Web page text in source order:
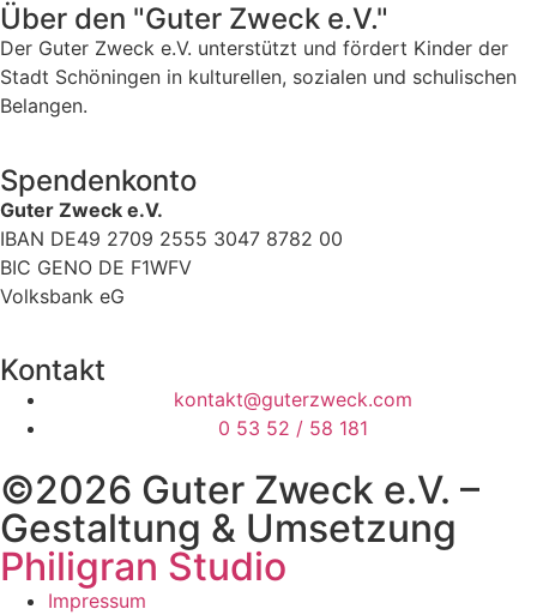
Über den "Guter Zweck e.V."
Der Guter Zweck e.V. unterstützt und fördert Kinder der
Stadt Schöningen in kulturellen, sozialen und schulischen
Belangen.
Spendenkonto
Guter Zweck e.V.
IBAN DE49 2709 2555 3047 8782 00
BIC GENO DE F1WFV
Volksbank eG
Kontakt
kontakt@guterzweck.com
0 53 52 / 58 181
©2026 Guter Zweck e.V. –
Gestaltung & Umsetzung
Philigran Studio
Impressum